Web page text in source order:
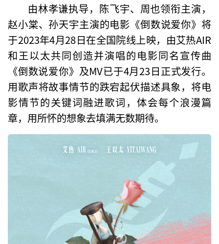
由林孝谦执导，陈飞宇、周也领衔主演，
赵小棠、孙天宇主演的电影《倒数说爱你》将
于2023年4月28日在全国院线上映，由艾热AIR
和王以太共同创造并演唱的电影同名宣传曲
《倒数说爱你》及MV已于4月23日正式发行。
用歌声将故事情节的跌宕起伏描述具象，将电
影情节的关键词融进歌词，体会每个浪漫篇
章，用所怀的想象去填满无数期待。